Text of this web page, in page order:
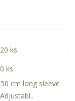
ks
cm long sleeve